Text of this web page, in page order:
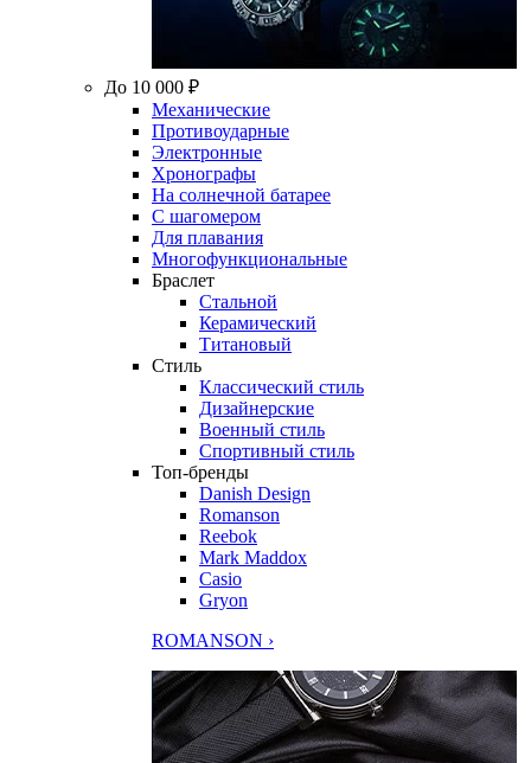
До 10 000 ₽
Механические
Противоударные
Электронные
Хронографы
На солнечной батарее
С шагомером
Для плавания
Многофункциональные
Браслет
Стальной
Керамический
Титановый
Стиль
Классический стиль
Дизайнерские
Военный стиль
Спортивный стиль
Топ-бренды
Danish Design
Romanson
Reebok
Mark Maddox
Casio
Gryon
ROMANSON ›